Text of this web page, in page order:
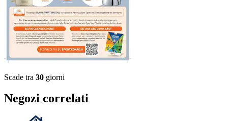
Scade tra 30 giorni
Negozi correlati